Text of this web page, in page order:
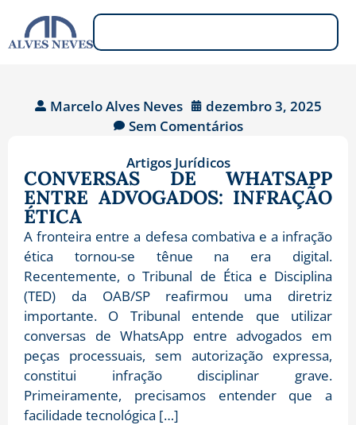
Marcelo Alves Neves
dezembro 3, 2025
Sem Comentários
Artigos Jurídicos
CONVERSAS DE WHATSAPP
ENTRE ADVOGADOS: INFRAÇÃO
ÉTICA
A fronteira entre a defesa combativa e a infração
ética tornou-se tênue na era digital.
Recentemente, o Tribunal de Ética e Disciplina
(TED) da OAB/SP reafirmou uma diretriz
importante. O Tribunal entende que utilizar
conversas de WhatsApp entre advogados em
peças processuais, sem autorização expressa,
constitui infração disciplinar grave.
Primeiramente, precisamos entender que a
facilidade tecnológica […]